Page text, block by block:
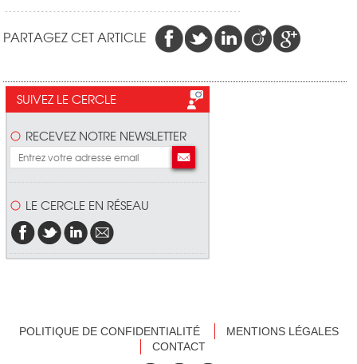
PARTAGEZ CET ARTICLE
SUIVEZ LE CERCLE
RECEVEZ NOTRE NEWSLETTER
LE CERCLE EN RÉSEAU
POLITIQUE DE CONFIDENTIALITÉ
MENTIONS LÉGALES
CONTACT